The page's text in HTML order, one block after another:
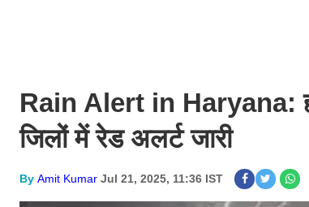
Rain Alert in Haryana:
जिलों में रेड अलर्ट जारी
By Amit Kumar Jul 21, 2025, 11:36 IST